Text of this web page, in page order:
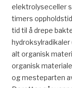
elektrolyseceller
timers
tid til å drepe
alt organisk
organisk
og mesteparten